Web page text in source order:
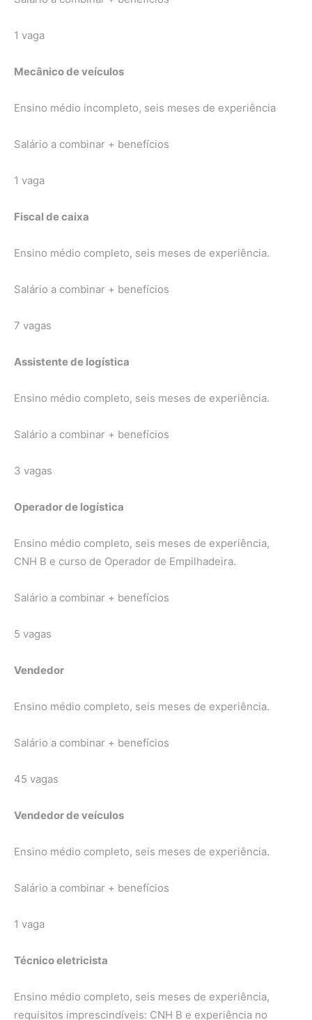
1 vaga
Mecânico de veículos
Ensino médio incompleto, seis meses de experiência
Salário a combinar + benefícios
1 vaga
Fiscal de caixa
Ensino médio completo, seis meses de experiência.
Salário a combinar + benefícios
7 vagas
Assistente de logística
Ensino médio completo, seis meses de experiência.
Salário a combinar + benefícios
3 vagas
Operador de logística
Ensino médio completo, seis meses de experiência,
CNH B e curso de Operador de Empilhadeira.
Salário a combinar + benefícios
5 vagas
Vendedor
Ensino médio completo, seis meses de experiência.
Salário a combinar + benefícios
45 vagas
Vendedor de veículos
Ensino médio completo, seis meses de experiência.
Salário a combinar + benefícios
1 vaga
Técnico eletricista
Ensino médio completo, seis meses de experiência,
requisitos imprescindíveis: CNH B e experiência no